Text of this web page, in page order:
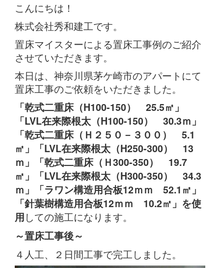
こんにちは！
株式会社秀和建工です。
置床マイスターによる置床工事例のご紹介
させていただきます。
本日は、神奈川県茅ケ崎市のアパートにて
置床工事のご依頼をいただきました。
「乾式二重床（H100-150） 25.5㎡」
「LVL在来際根太（H100-150） 30.3ｍ」
「乾式二重床（Ｈ２５０－３００） 5.1
㎡」「LVL在来際根太（H250-300） 13
ｍ」「乾式二重床（Ｈ300-350） 19.7
㎡」「LVL在来際根太（H300-350） 34.3
ｍ」「ラワン構造用合板12ｍｍ 52.1㎡」
「針葉樹構造用合板12ｍｍ 10.2㎡」を使
用しての施工になります。
～置床工事後～
４人工、２日間工事で完工しました。